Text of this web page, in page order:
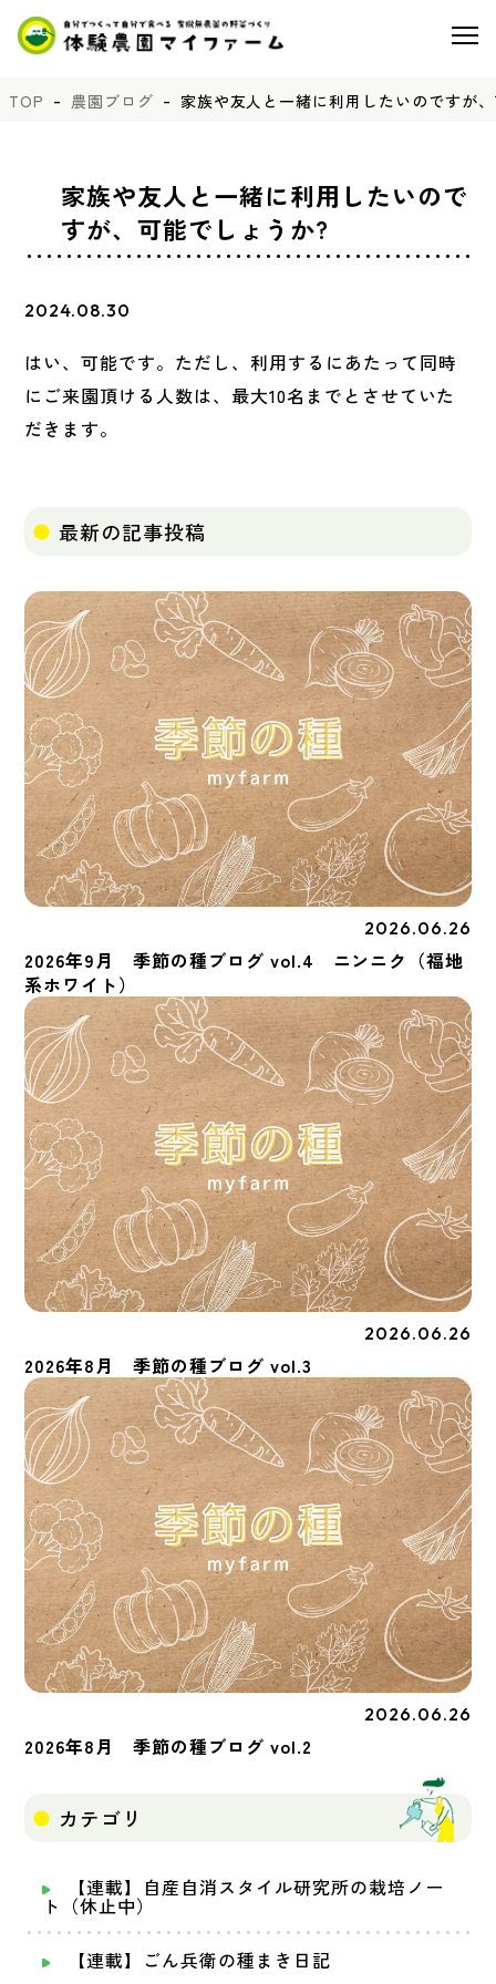
TOP 農園ブログ 家族や友人と一緒に利用したいのですが
家族や友人と一緒に利用したいので
すが、可能でしょうか?
2024.08.30
はい、可能です。ただし、利用するにあたって同時
にご来園頂ける人数は、最大10名までとさせていた
だきます。
最新の記事投稿
2026.06.26
2026年9月 季節の種ブログ vol.4 ニンニク（福地
系ホワイト）
2026.06.26
2026年8月 季節の種ブログ vol.3
2026.06.26
2026年8月 季節の種ブログ vol.2
カテゴリ
【連載】自産自消スタイル研究所の栽培ノー
ト（休止中）
【連載】ごん兵衛の種まき日記